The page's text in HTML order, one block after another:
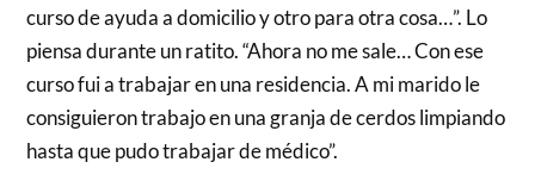
curso de ayuda a domicilio y otro para otra cosa…”. Lo
piensa durante un ratito. “Ahora no me sale… Con ese
curso fui a trabajar en una residencia. A mi marido le
consiguieron trabajo en una granja de cerdos limpiando
hasta que pudo trabajar de médico”.